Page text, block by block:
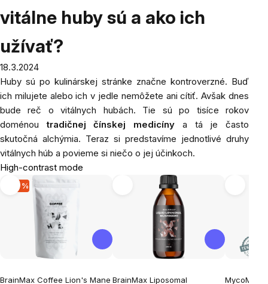
vitálne huby sú a ako ich
užívať?
18.3.2024
Huby sú po kulinárskej stránke značne kontroverzné. Buď
ich milujete alebo ich v jedle nemôžete ani cítiť. Avšak dnes
bude reč o vitálnych hubách. Tie sú po tisíce rokov
doménou tradičnej čínskej medicíny a tá je často
skutočná alchýmia. Teraz si predstavíme jednotlivé druhy
vitálnych húb a povieme si niečo o jej účinkoch.
High-contrast mode
-20 %
BrainMax Coffee Lion's Mane BrainMax Liposomal